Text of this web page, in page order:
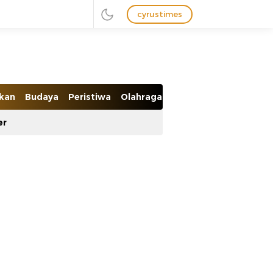
cyrustimes
Budaya Peristiwa Olahraga